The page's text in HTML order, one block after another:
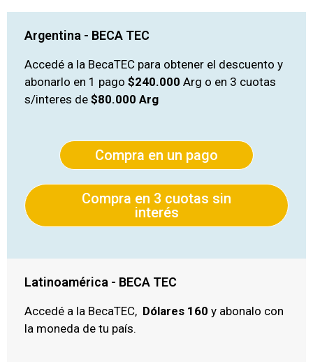
Argentina - BECA TEC
Accedé a la BecaTEC para obtener el descuento y
abonarlo en 1 pago $240.000 Arg o en 3 cuotas
s/interes de $80.000 Arg
Compra en un pago
Compra en 3 cuotas sin
interés
Latinoamérica - BECA TEC
Accedé a la BecaTEC, Dólares 160 y abonalo con
la moneda de tu país.